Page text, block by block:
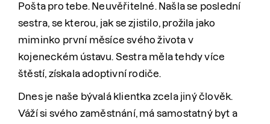
Pošta pro tebe. Neuvěřitelné. Našla se poslední
sestra, se kterou, jak se zjistilo, prožila jako
miminko první měsíce svého života v
kojeneckém ústavu. Sestra měla tehdy více
štěstí, získala adoptivní rodiče.
Dnes je naše bývalá klientka zcela jiný člověk.
Váží si svého zaměstnání, má samostatný byt a